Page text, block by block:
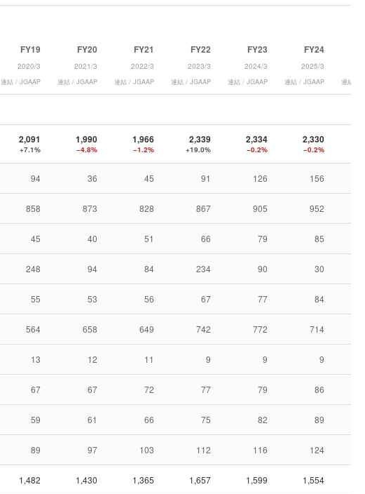
FY19
2020/3
連結 / JGAAP
FY20
2021/3
連結 / JGAAP
FY21
2022/3
連結 / JGAAP
FY22
2023/3
連結 / JGAAP
FY23
2024/3
連結 / JGAAP
FY24
2025/3
連結 / JGAAP 連結 /
2,091
+7.1%
1,990
−4.8%
1,966
−1.2%
2,339
+19.0%
2,334
−0.2%
2,330
−0.2%
94 36 45 91 126 156
858 873 828 867 905 952
45 40 51 66 79 85
248 94 84 234 90 30
55 53 56 67 77 84
564 658 649 742 772 714
13 12 11 9 9 9
67 67 72 77 79 86
59 61 66 75 82 89
89 97 103 112 116 124
1,482 1,430 1,365 1,657 1,599 1,554